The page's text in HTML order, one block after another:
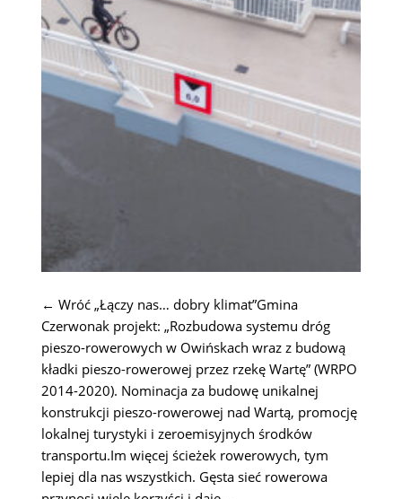
← Wróć „Łączy nas… dobry klimat”Gmina
Czerwonak projekt: „Rozbudowa systemu dróg
pieszo-rowerowych w Owińskach wraz z budową
kładki pieszo-rowerowej przez rzekę Wartę” (WRPO
2014-2020). Nominacja za budowę unikalnej
konstrukcji pieszo-rowerowej nad Wartą, promocję
lokalnej turystyki i zeroemisyjnych środków
transportu.Im więcej ścieżek rowerowych, tym
lepiej dla nas wszystkich. Gęsta sieć rowerowa